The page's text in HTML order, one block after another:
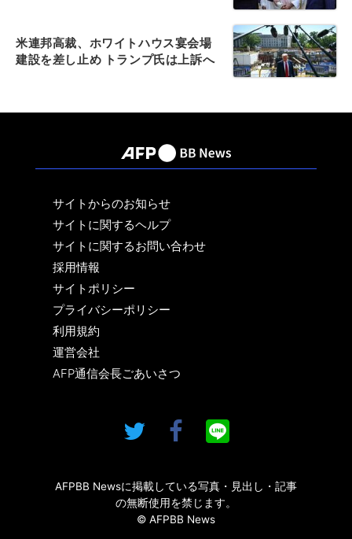
米連邦高裁、ホワイトハウス宴会場
建設を差し止め トランプ氏は上訴へ
サイトからのお知らせ
サイトに関するヘルプ
サイトに関するお問い合わせ
採用情報
サイトポリシー
プライバシーポリシー
利用規約
運営会社
AFP通信会長ごあいさつ
AFPBB Newsに掲載している写真・見出し・記事
の無断使用を禁じます。
© AFPBB News